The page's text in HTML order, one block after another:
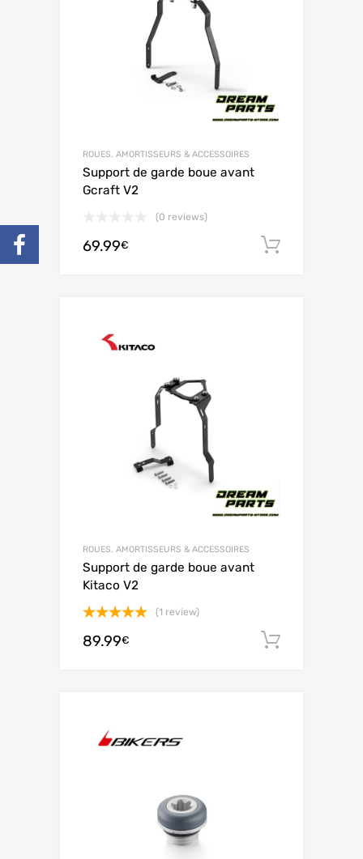
ROUES, AMORTISSEURS & ACCESSOIRES
Support de garde boue avant
Gcraft V2
(0 reviews)
69.99€
ROUES, AMORTISSEURS & ACCESSOIRES
Support de garde boue avant
Kitaco V2
sur 5
(1 review)
89.99€